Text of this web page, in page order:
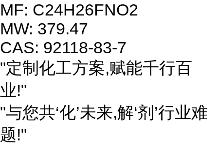
MF: C24H26FNO2
MW: 379.47
CAS: 92118-83-7
"定制化工方案,赋能千行百
业!"
"与您共‘化’未来,解‘剂’行业难
题!"